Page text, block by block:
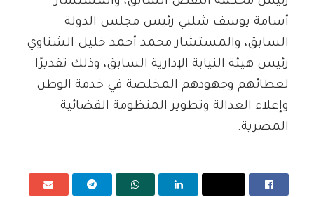
أسامة يوسف شلبي رئيس مجلس الدولة
السابق، والمستشار محمد أحمد خليل الشناوي
رئيس هيئة النيابة الإدارية السابق، وذلك تقديرًا
لعطائهم وجهودهم المخلصة في خدمة الوطن
وإعلاء العدالة وتطوير المنظومة القضائية
المصرية.